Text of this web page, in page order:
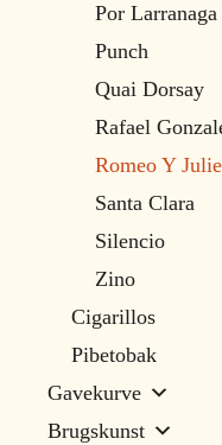
Por Larranaga
Punch
Quai Dorsay
Rafael
Romeo Y
Santa Clara
Silencio
Zino
Cigarillos
Pibetobak
Gavekurve
Brugskunst